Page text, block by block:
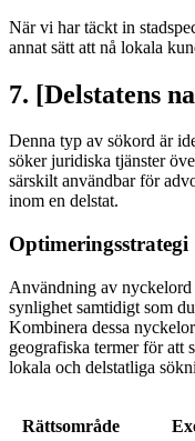
När vi har täckt in
annat sätt att nå lokala
7. [Delstatens
Denna typ av sökord är
söker juridiska tjänster
särskilt användbar för
inom en delstat.
Optimeringsstrategi
Användning av nyckelord
synlighet samtidigt som
Kombinera dessa
geografiska termer för att
lokala och delstatliga
Rättsområde